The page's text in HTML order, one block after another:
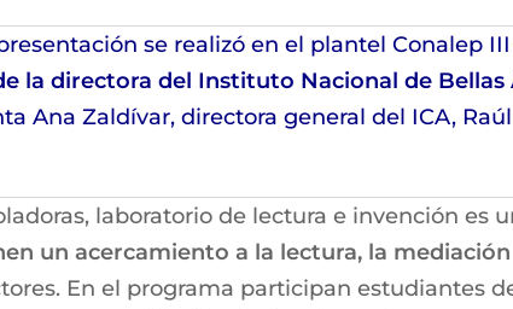
se realizó en el plantel Conalep
la directora del Instituto Nacional de
Ana Zaldívar, directora general del ICA,
laboratorio de lectura e invención es
un acercamiento a la lectura, la
En el programa participan estudiantes